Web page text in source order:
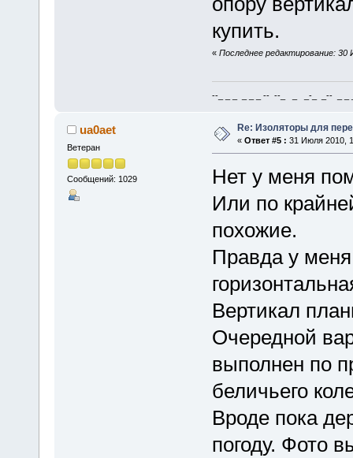
купить.
« Последнее редактирование:
--_ _ _ _ _ _ -- --_ _ _-_ _-- _ _
ua0aet
Ветеран
Сообщений: 1029
Re: Изоляторы для
« Ответ #5 : 31 Июля 2010,
Нет у меня
Или по
похожие.
Правда у меня
Вертикал
Очередной
выполнен по
беличьего
Вроде пока
погоду. Фото